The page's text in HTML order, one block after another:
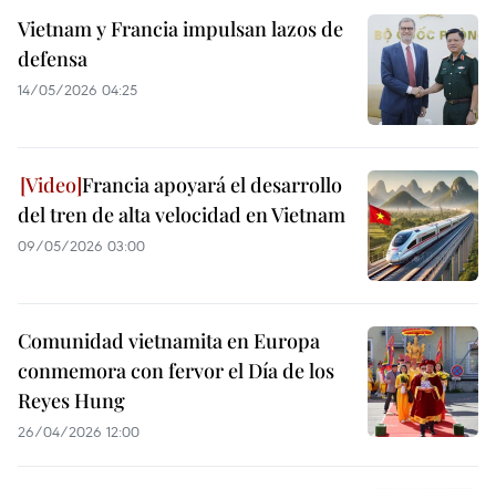
Vietnam y Francia impulsan lazos de
defensa
14/05/2026 04:25
Francia apoyará el desarrollo
del tren de alta velocidad en Vietnam
09/05/2026 03:00
Comunidad vietnamita en Europa
conmemora con fervor el Día de los
Reyes Hung
26/04/2026 12:00